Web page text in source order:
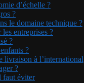
d’échelle ?
?
le domaine technique ?
entreprises ?
?
?
livraison à l’international
?
faut éviter